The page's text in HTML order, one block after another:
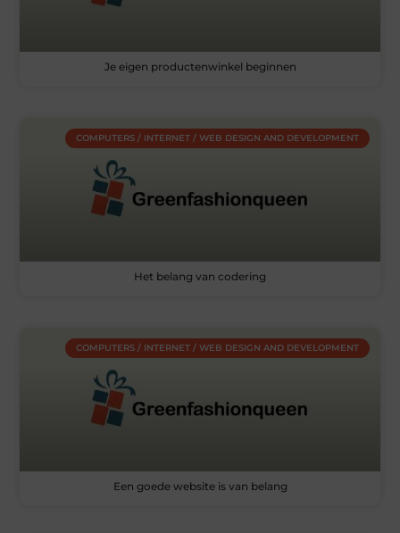
Je eigen productenwinkel beginnen
COMPUTERS / INTERNET / WEB DESIGN AND DEVELOPMENT
Het belang van codering
COMPUTERS / INTERNET / WEB DESIGN AND DEVELOPMENT
Een goede website is van belang